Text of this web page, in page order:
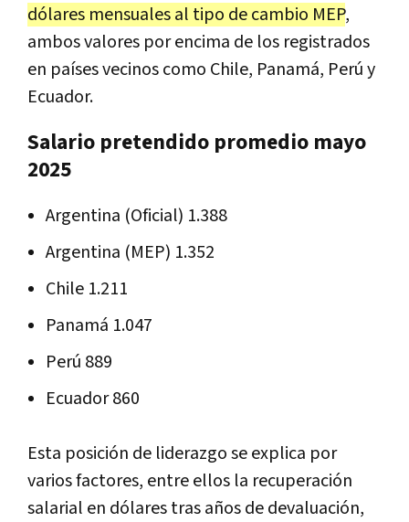
dólares mensuales al tipo de cambio MEP,
ambos valores por encima de los registrados
en países vecinos como Chile, Panamá, Perú y
Ecuador.
Salario pretendido promedio mayo
2025
Argentina (Oficial) 1.388
Argentina (MEP) 1.352
Chile 1.211
Panamá 1.047
Perú 889
Ecuador 860
Esta posición de liderazgo se explica por
varios factores, entre ellos la recuperación
salarial en dólares tras años de devaluación,